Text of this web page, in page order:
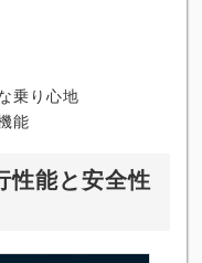
乗り心地
能
性能と安全性